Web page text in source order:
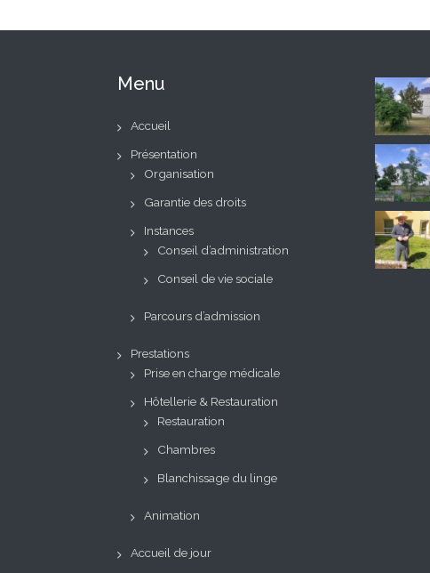
Menu
Accueil
Présentation
Organisation
Garantie des droits
Instances
Conseil d’administration
Conseil de vie sociale
Parcours d’admission
Prestations
Prise en charge médicale
Hôtellerie & Restauration
Restauration
Chambres
Blanchissage du linge
Animation
Accueil de jour